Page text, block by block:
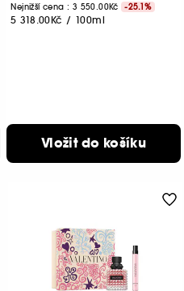
Nejnižší cena : 3 550.00Kč -25.1%
5 318.00Kč / 100ml
Vložit do košíku